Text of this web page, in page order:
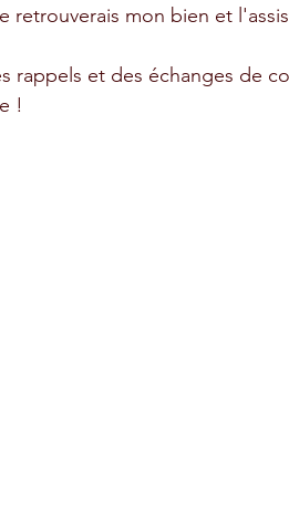
retrouverais mon bien et
rappels et des échanges de
!